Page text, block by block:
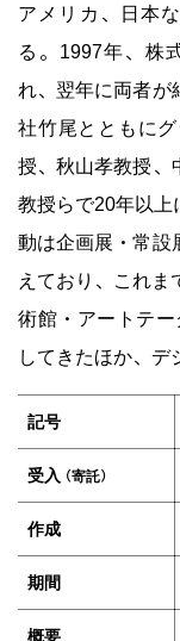
アメリカ、日本
る。1997年、株
れ、翌年に両者が
社竹尾とともに
授、秋山孝教授、
教授らで20年以上
動は企画展・常設
えており、これま
術館・アートテ
してきたほか、デ
記号
受入
作成
期間
概要